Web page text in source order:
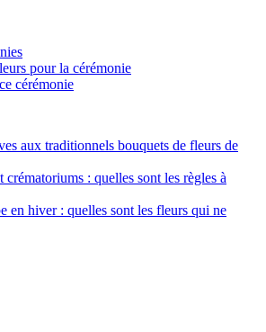
pour la cérémonie
cérémonie
aux traditionnels bouquets de fleurs de
crématoriums : quelles sont les règles à
en hiver : quelles sont les fleurs qui ne